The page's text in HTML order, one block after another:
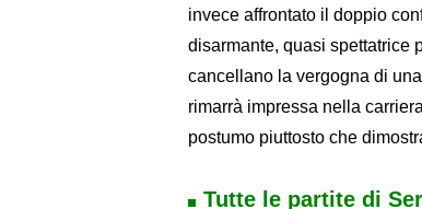
invece affrontato il doppio
disarmante, quasi spettatrice
cancellano la vergogna di
rimarrà impressa nella
postumo piuttosto che
Tutte le partite di